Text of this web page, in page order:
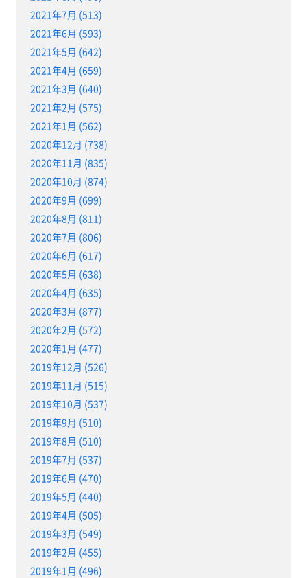
2021年7月 (513)
2021年6月 (593)
2021年5月 (642)
2021年4月 (659)
2021年3月 (640)
2021年2月 (575)
2021年1月 (562)
2020年12月 (738)
2020年11月 (835)
2020年10月 (874)
2020年9月 (699)
2020年8月 (811)
2020年7月 (806)
2020年6月 (617)
2020年5月 (638)
2020年4月 (635)
2020年3月 (877)
2020年2月 (572)
2020年1月 (477)
2019年12月 (526)
2019年11月 (515)
2019年10月 (537)
2019年9月 (510)
2019年8月 (510)
2019年7月 (537)
2019年6月 (470)
2019年5月 (440)
2019年4月 (505)
2019年3月 (549)
2019年2月 (455)
2019年1月 (496)